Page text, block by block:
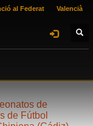
al Federat Valencià
de
de Fútbol